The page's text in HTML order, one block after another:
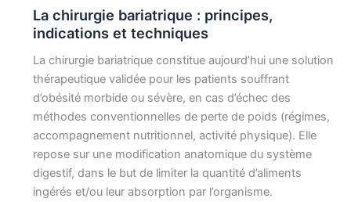
La chirurgie bariatrique : principes,
indications et techniques
La chirurgie bariatrique constitue aujourd’hui une solution
thérapeutique validée pour les patients souffrant
d’obésité morbide ou sévère, en cas d’échec des
méthodes conventionnelles de perte de poids (régimes,
accompagnement nutritionnel, activité physique). Elle
repose sur une modification anatomique du système
digestif, dans le but de limiter la quantité d’aliments
ingérés et/ou leur absorption par l’organisme.